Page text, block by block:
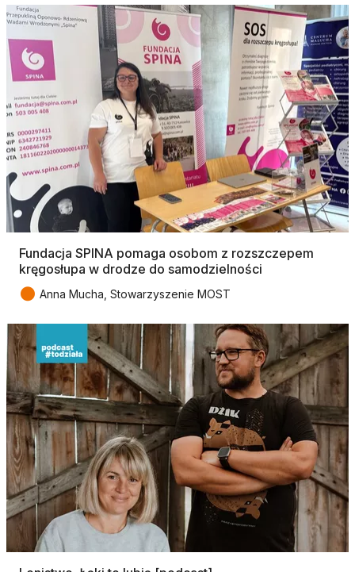
Fundacja SPINA pomaga osobom z rozszczepem
kręgosłupa w drodze do samodzielności
● Anna Mucha, Stowarzyszenie MOST